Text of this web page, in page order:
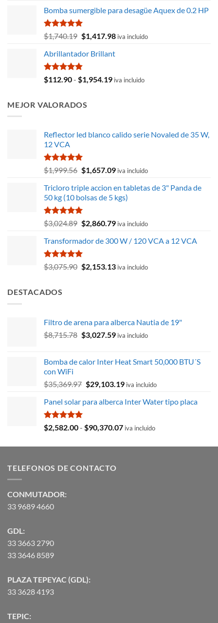
original
era:
$6.72.
actual
$6.21.
Bomba sumergible para desagüe Aquex de 0.2 HP
Valorado
con
de 5
$1,740.19 El
original
era:
$1,740.19.
$1,417.98El
actual
$1,417.98.
iva incluido
Abrillantador Brillant
Valorado
con
$112.90- $1,954.19Rango
$1,954.19
iva incluido
MEJOR VALORADOS
Reflector led blanco calido serie Novaled de 35 W,
12 VCA
Valorado
con
de 5
$1,999.56 El
original
era:
$1,999.56.
$1,657.09El
actual
es:
iva incluido
Tricloro triple accion en tabletas de 3" Panda de
50 kg (10 bolsas de 5 kgs)
Valorado
con
de 5
$3,024.89 El
original
era:
$3,024.89.
$2,860.79El
actual
$2,860.79.
iva incluido
Transformador de 300 W / 120 VCA a 12 VCA
Valorado
con
$3,075.90 El
$2,153.13Eliva incluido
DESTACADOS
Filtro de arena para alberca Nautia de 19"
$8,715.78 El
era:
$3,027.59El
es:
iva incluido
Bomba de calor Inter Heat Smart 50,000 BTU´S
con WiFi
$35,369.97 El
original
$35,369.97.
$29,103.19El
actual
$29,103.19.
iva incluido
Panel solar para alberca Inter Water tipo placa
Valorado
con
$2,582.00- $90,370.07Rango
precios:
iva incluido
TELEFONOS DE CONTACTO
CONMUTADOR:
33 9689 4660
GDL:
33 3663 2790
33 3646 8589
PLAZA TEPEYAC (GDL):
33 3628 4193
TEPIC: